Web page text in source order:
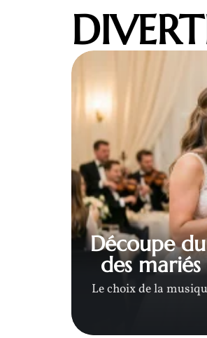
Découpe
des
Le choix de la